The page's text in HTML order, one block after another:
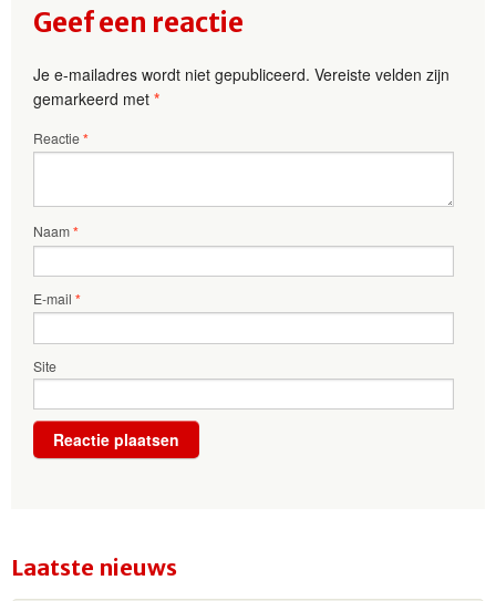
Geef een reactie
Je e-mailadres wordt niet gepubliceerd. Vereiste velden zijn
gemarkeerd met *
Reactie*
Naam*
E-mail *
Site
Laatste nieuws